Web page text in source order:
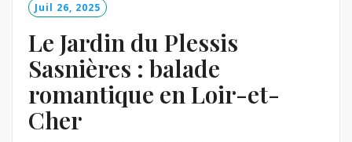
Juil 26, 2025
Le Jardin du Plessis
Sasnières : balade
romantique en Loir-et-
Cher